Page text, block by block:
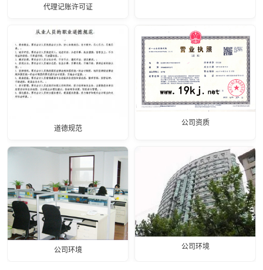
代理记账许可证
道德规范
公司资质
公司环境 公司环境